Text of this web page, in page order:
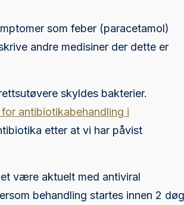
som feber (paracetamol)
andre medisiner der dette er
skyldes bakterier.
for antibiotikabehandling i
etter at vi har påvist
være aktuelt med antiviral
behandling startes innen 2